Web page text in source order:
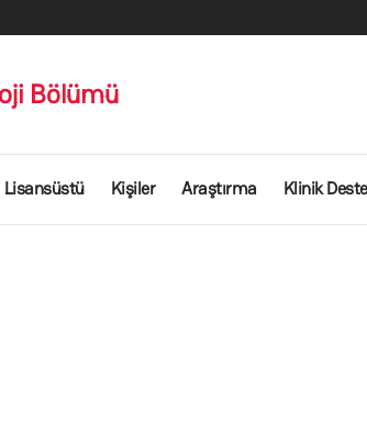
Bölümü
Lisansüstü Kişiler Araştırma Klinik